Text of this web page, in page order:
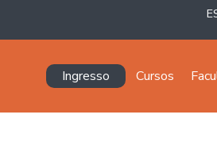
Navegación principal
Ingresso Cursos